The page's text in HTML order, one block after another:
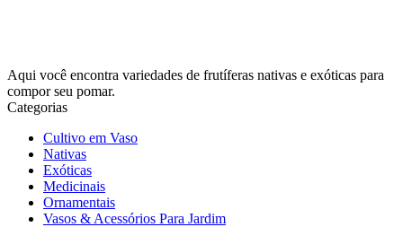
Aqui você encontra variedades de frutíferas nativas e exóticas para
compor seu pomar.
Categorias
Cultivo em Vaso
Nativas
Exóticas
Medicinais
Ornamentais
Vasos & Acessórios Para Jardim